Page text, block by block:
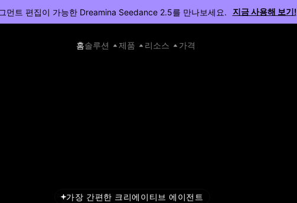
먼트 편집이 가능한 Dreamina Seedance 2.5를 만나보세요. 지금 사용해 보기!
홈솔루션 제품 리소스 가격
가장 간편한 크리에이티브 에이전트